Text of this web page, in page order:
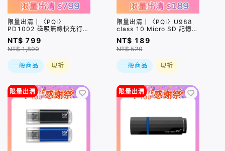
限量出清｜〈PQI〉
PD1002 磁吸無線快充行動
電源｜內建USB-C充電線
盒損品
NT$ 799
NT$ 1,890
一般商品 現折
限量出清｜〈PQI〉U988
class 10 Micro SD 記憶卡
64GB（附 SD 轉卡）
NT$ 189
NT$ 520
一般商品 現折
限量出清 限量出清